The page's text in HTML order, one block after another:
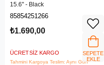
15.6'' - Black
85854251266
₺1.690,00
ÜCRETSIZ KARGO
Tahmini Kargoya Teslim: Aynı Gün
SEPETE
EKLE